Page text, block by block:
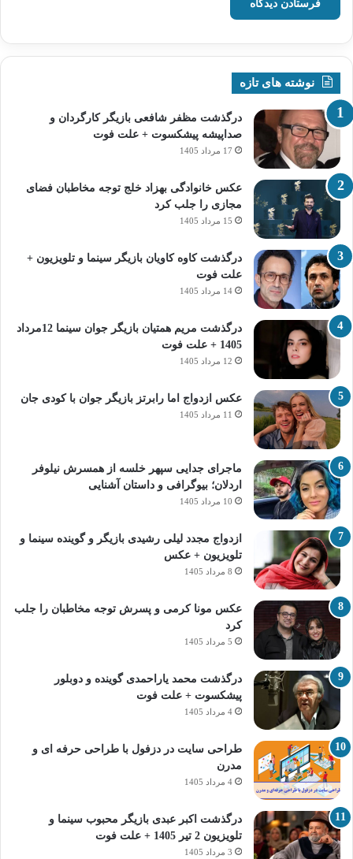
نوشته های تازه
درگذشت مظفر شافعی بازیگر کارگردان و
صداپیشه پیشکسوت + علت فوت
17 مرداد 1405
عکس خانوادگی بهزاد خلج توجه مخاطبان فضای
مجازی را جلب کرد
15 مرداد 1405
درگذشت کاوه کاویان بازیگر سینما و تلویزیون +
علت فوت
14 مرداد 1405
درگذشت مریم همتیان بازیگر جوان سینما 12مرداد
1405 + علت فوت
12 مرداد 1405
عکس ازدواج اما رابرتز بازیگر جوان با کودی جان
11 مرداد 1405
ماجرای جدایی سپهر خلسه از همسرش نیلوفر
اردلان؛ بیوگرافی و داستان آشنایی
10 مرداد 1405
ازدواج مجدد لیلی رشیدی بازیگر و گوینده سینما و
تلویزیون + عکس
8 مرداد 1405
عکس مونا کرمی و پسرش توجه مخاطبان را جلب
کرد
5 مرداد 1405
درگذشت محمد یاراحمدی گوینده و دوبلور
پیشکسوت + علت فوت
4 مرداد 1405
طراحی سایت در دزفول با طراحی حرفه‌ ای و
مدرن
4 مرداد 1405
درگذشت اکبر عبدی بازیگر محبوب سینما و
تلویزیون 2 تیر 1405 + علت فوت
3 مرداد 1405